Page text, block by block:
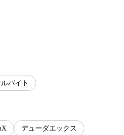
バイト
デューダエックス